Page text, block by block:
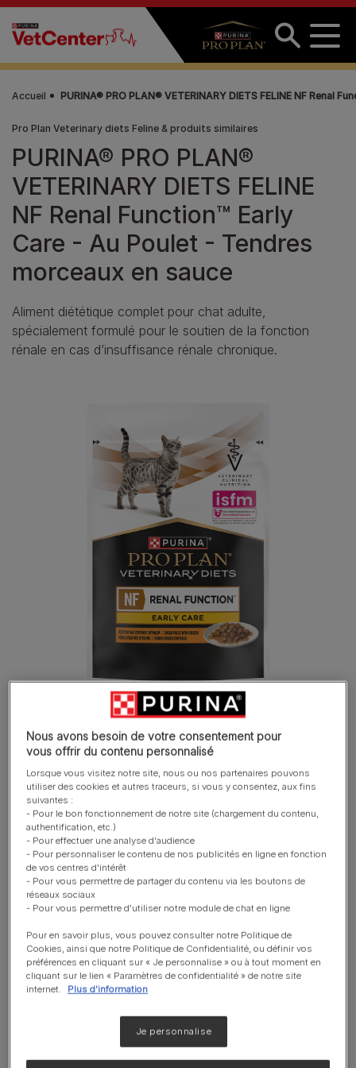
Aller au contenu principal
Accueil PURINA® PRO PLAN® VETERINARY DIETS FELINE NF Renal
Pro Plan Veterinary diets Feline & produits similaires
PURINA® PRO PLAN®
VETERINARY DIETS FELINE
NF Renal Function™ Early
Care - Au Poulet - Tendres
morceaux en sauce
Aliment diététique complet pour chat adulte,
spécialement formulé pour le soutien de la fonction
rénale en cas d’insuffisance rénale chronique.
Teneur modérée en protéines mais
pour soutenir la fonction rénale dès
les premiers stades et aider à
maintenir une masse musculaire
adéquate.
dès les premiers stades
pour aider à ralentir la progression de
l’insuffisance rénale chronique.
Formulé pour le soutien rénal
Avec une teneur réduite en phosphore
et avec des acides gras Oméga 3, du
Nous avons besoin de votre consentement pour
vous offrir du contenu personnalisé
Lorsque vous visitez notre site, nous ou nos partenaires pouvons
utiliser des cookies et autres traceurs, si vous y consentez, aux fins
suivantes :
- Pour le bon fonctionnement de notre site (chargement du contenu,
authentification, etc.)
- Pour effectuer une analyse d'audience
- Pour personnaliser le contenu de nos publicités en ligne en fonction
de vos centres d'intérêt
- Pour vous permettre de partager du contenu via les boutons de
réseaux sociaux
- Pour vous permettre d'utiliser notre module de chat en ligne
Pour en savoir plus, vous pouvez consulter notre Politique de
Cookies, ainsi que notre Politique de Confidentialité, ou définir vos
préférences en cliquant sur « Je personnalise » ou à tout moment en
cliquant sur le lien « Paramètres de confidentialité » de notre site
internet.
Plus d'information
Je personnalise